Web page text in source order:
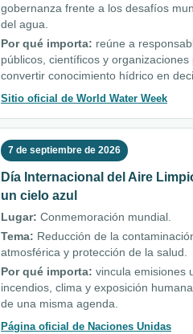
gobernanza frente a los desafíos
del agua.
Por qué importa: reúne a
públicos, científicos y organizaciones
convertir conocimiento hídrico en
Sitio oficial de World Water Week
7 de septiembre de 2026
Día Internacional del Aire
un cielo azul
Lugar: Conmemoración mundial.
Tema: Reducción de la
atmosférica y protección de la salud.
Por qué importa: vincula emisiones
incendios, clima y exposición
de una misma agenda.
Página oficial de Naciones Unidas